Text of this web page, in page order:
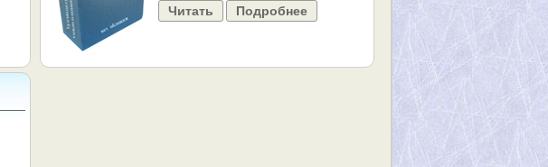
Читать Подробнее